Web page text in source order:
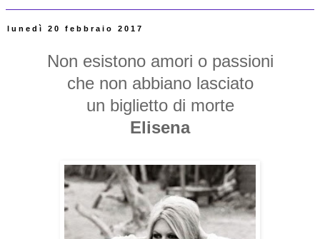
lunedì 20 febbraio 2017
Non esistono amori o passioni
che non abbiano lasciato
un biglietto di morte
Elisena